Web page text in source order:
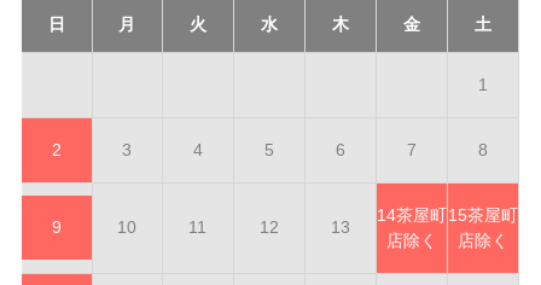
日 月 火 水 木 金 土
1
2 3 4 5 6 7 8
9 10 11 12 13
14茶屋町
店除く
15茶屋町
店除く